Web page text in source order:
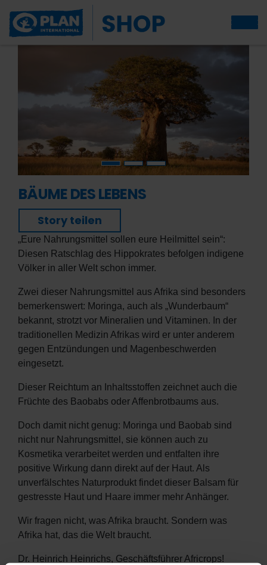
BÄUME DES LEBENS
Story teilen
„Eure Nahrungsmittel sollen eure Heilmittel sein“:
Diesen Ratschlag des Hippokrates befolgen indigene
Völker in aller Welt schon immer.
Zwei dieser Nahrungsmittel aus Afrika sind besonders
bemerkenswert: Moringa, auch als „Wunderbaum“
bekannt, strotzt vor Mineralien und Vitaminen. In der
traditionellen Medizin Afrikas wird er unter anderem
gegen Entzündungen und Magenbeschwerden
eingesetzt.
Dieser Reichtum an Inhaltsstoffen zeichnet auch die
Früchte des Baobabs oder Affenbrotbaums aus.
Doch damit nicht genug: Moringa und Baobab sind
nicht nur Nahrungsmittel, sie können auch zu
Kosmetika verarbeitet werden und entfalten ihre
positive Wirkung dann direkt auf der Haut. Als
unverfälschtes Naturprodukt findet dieser Balsam für
gestresste Haut und Haare immer mehr Anhänger.
Wir fragen nicht, was Afrika braucht. Sondern was
Afrika hat, das die Welt braucht.
Dr. Heinrich Heinrichs, Geschäftsführer Africrops!